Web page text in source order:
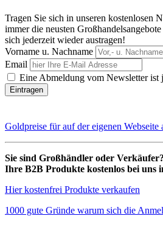
Tragen Sie sich in unseren kostenlosen
immer die neusten
sich jederzeit wieder austragen!
Vorname u. Nachname
Email
Eine Abmeldung vom Newsletter ist
Goldpreise für auf der eigenen Webseite
Sie sind Großhändler oder
Ihre B2B Produkte kostenlos bei uns
Hier kostenfrei Produkte verkaufen
1000 gute Gründe warum sich die